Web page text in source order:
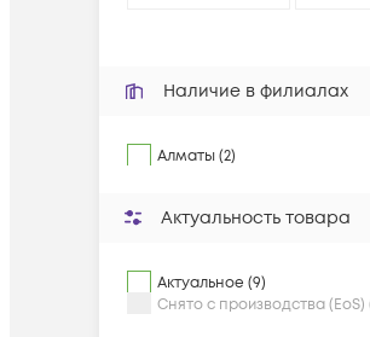
Наличие в филиалах
Алматы (2)
Актуальность товара
Актуальное (9)
Снято с производства (EoS)